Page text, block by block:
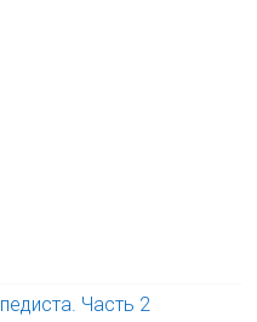
Часть 2